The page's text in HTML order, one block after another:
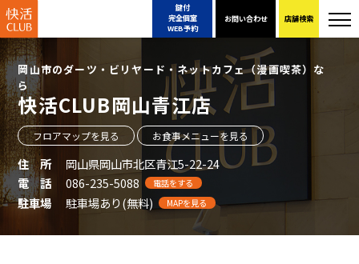
鍵付
完全個室
WEB予約
お問い合わせ 店舗検索
岡山市のダーツ・ビリヤード・ネットカフェ（漫画喫茶）な
ら
快活CLUB岡山青江店
フロアマップを見る お食事メニューを見る
住 所
岡山県岡山市北区青江5-22-24
電 話
086-235-5088 電話をする
駐車場 駐車場あり(無料) MAPを見る